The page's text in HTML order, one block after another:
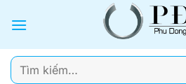
qua
dung
Tìm
kiếm: